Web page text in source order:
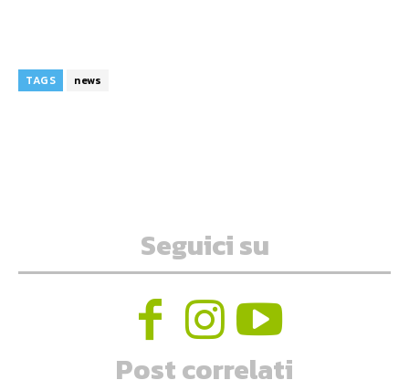
TAGS news
Seguici su
Post correlati